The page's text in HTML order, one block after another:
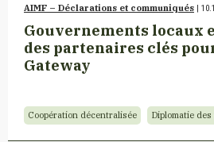
AIMF – Déclarations et communiqués |
Gouvernements locaux
des partenaires clés
Gateway
Coopération décentralisée Diplomatie des